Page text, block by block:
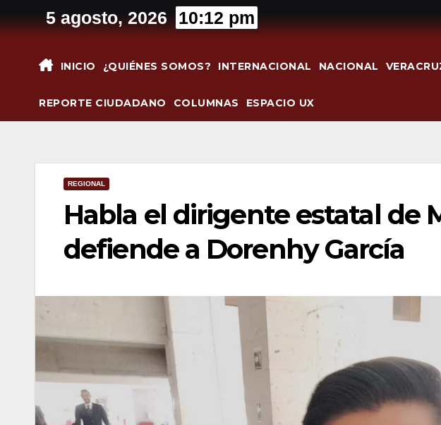
al
5 agosto, 2026 10:12 pm
INICIO ¿QUIÉNES SOMOS? INTERNACIONAL NACIONAL
REPORTE CIUDADANO COLUMNAS ESPACIO UX
REGIONAL
Habla el dirigente estatal de
defiende a Dorenhy García